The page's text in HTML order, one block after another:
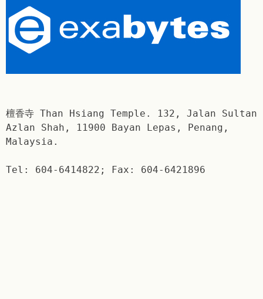
檀香寺 Than Hsiang Temple. 132, Jalan Sultan
Azlan Shah, 11900 Bayan Lepas, Penang,
Malaysia.
Tel: 604-6414822; Fax: 604-6421896